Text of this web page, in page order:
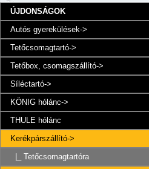
ÚJDONSÁGOK
Autós gyerekülések->
Tetőcsomagtartó->
Tetőbox, csomagszállító->
Síléctartó->
KÖNIG hólánc->
THULE hólánc
Kerékpárszállító->
|_ Tetőcsomagtartóra